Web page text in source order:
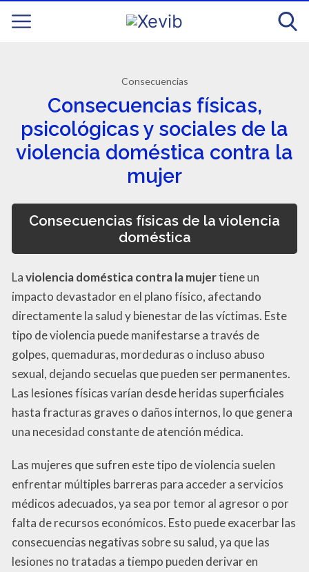
Consecuencias
Consecuencias físicas,
psicológicas y sociales de la
violencia doméstica contra la
mujer
Consecuencias físicas de la violencia
doméstica
Laviolencia doméstica contra la mujertiene un
impacto devastador en el plano físico, afectando
directamente la salud y bienestar de las víctimas. Este
tipo de violencia puede manifestarse a través de
golpes, quemaduras, mordeduras o incluso abuso
sexual, dejando secuelas que pueden ser permanentes.
Las lesiones físicas varían desde heridas superficiales
hasta fracturas graves o daños internos, lo que genera
una necesidad constante de atención médica.
Las mujeres que sufren este tipo de violencia suelen
enfrentar múltiples barreras para acceder a servicios
médicos adecuados, ya sea por temor al agresor o por
falta de recursos económicos. Esto puede exacerbar las
consecuencias negativas sobre su salud, ya que las
lesiones no tratadas a tiempo pueden derivar en